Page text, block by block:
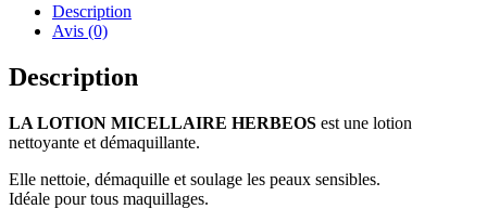
Description
Avis (0)
Description
LA LOTION MICELLAIRE HERBEOS est une lotion
nettoyante et démaquillante.
Elle nettoie, démaquille et soulage les peaux sensibles.
Idéale pour tous maquillages.